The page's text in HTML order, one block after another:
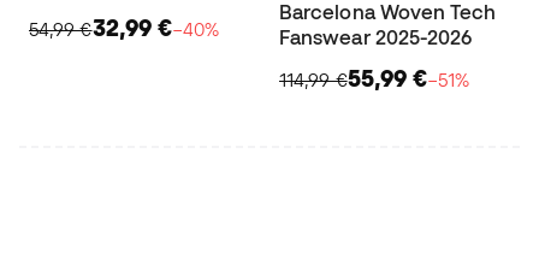
54,99 €32,99 €−40%
Barcelona Woven Tech
Fanswear 2025-2026
114,99 €55,99 €−51%